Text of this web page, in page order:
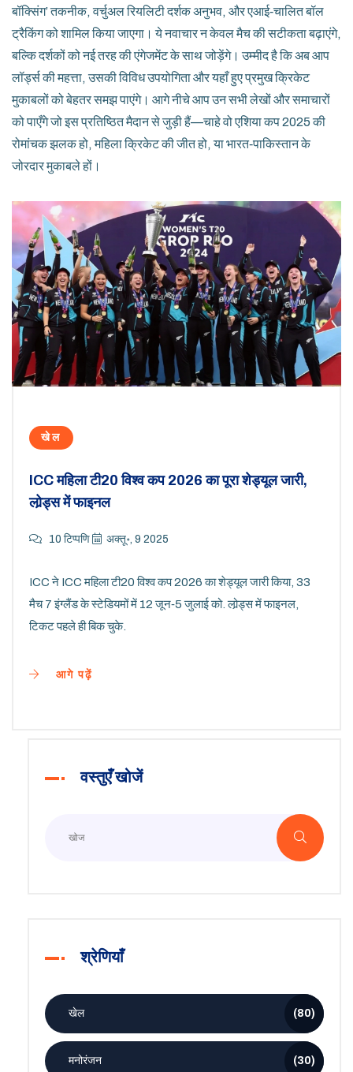
बॉक्सिंग’ तकनीक, वर्चुअल रियलिटी दर्शक अनुभव, और एआई‑चालित बॉल
ट्रैकिंग को शामिल किया जाएगा। ये नवाचार न केवल मैच की सटीकता बढ़ाएंगे,
बल्कि दर्शकों को नई तरह की एंगेजमेंट के साथ जोड़ेंगे। उम्मीद है कि अब आप
लॉर्ड्स की महत्ता, उसकी विविध उपयोगिता और यहाँ हुए प्रमुख क्रिकेट
मुकाबलों को बेहतर समझ पाएंगे। आगे नीचे आप उन सभी लेखों और समाचारों
को पाएँगे जो इस प्रतिष्ठित मैदान से जुड़ी हैं—चाहे वो एशिया कप 2025 की
रोमांचक झलक हो, महिला क्रिकेट की जीत हो, या भारत‑पाकिस्तान के
जोरदार मुकाबले हों।
खेल
ICC महिला टी20 विश्व कप 2026 का पूरा शेड्यूल जारी,
लोर्‍ड्स में फाइनल
10 टिप्पणि अक्तू॰, 9 2025
ICC ने ICC महिला टी20 विश्व कप 2026 का शेड्यूल जारी किया, 33
मैच 7 इंग्लैंड के स्टेडियमों में 12 जून‑5 जुलाई को. लोर्‍ड्स में फाइनल,
टिकट पहले ही बिक चुके.
आगे पढ़ें
वस्तुएँ खोजें
श्रेणियाँ
खेल (80)
मनोरंजन (30)